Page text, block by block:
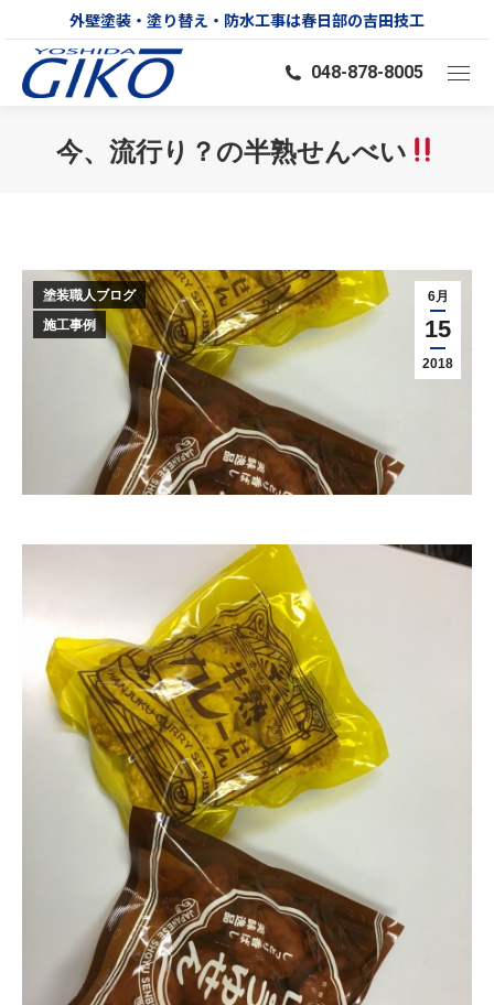
外壁塗装・塗り替え・防水工事は春日部の吉田技工
048-878-8005
今、流行り？の半熟せんべい
6月
15
2018
塗装職人ブログ
施工事例